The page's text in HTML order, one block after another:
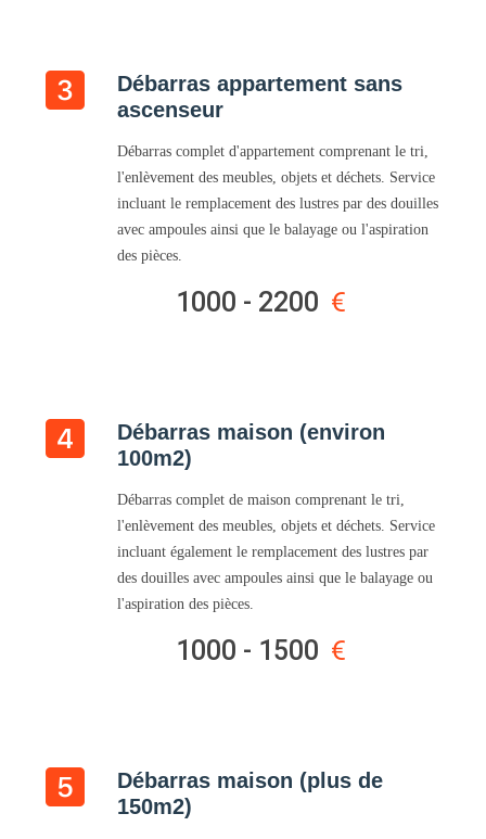
Débarras appartement sans
ascenseur
Débarras complet d'appartement comprenant le tri,
l'enlèvement des meubles, objets et déchets. Service
incluant le remplacement des lustres par des douilles
avec ampoules ainsi que le balayage ou l'aspiration
des pièces.
1000 - 2200
Débarras maison (environ
100m2)
Débarras complet de maison comprenant le tri,
l'enlèvement des meubles, objets et déchets. Service
incluant également le remplacement des lustres par
des douilles avec ampoules ainsi que le balayage ou
l'aspiration des pièces.
1000 - 1500
Débarras maison (plus de
150m2)